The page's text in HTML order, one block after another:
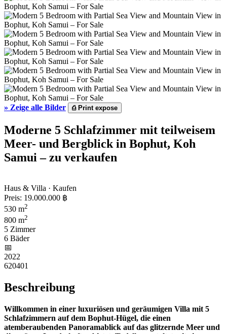
» Zeige alle Bilder ⎙Print expose
Moderne 5 Schlafzimmer mit teilweisem
Meer- und Bergblick in Bophut, Koh
Samui – zu verkaufen
Haus & Villa · Kaufen
Preis: 19.000.000 ฿
530 m2
800 m2
5 Zimmer
6 Bäder
📅︎
2022
620401
Beschreibung
Willkommen in einer luxuriösen und geräumigen Villa mit 5
Schlafzimmern auf dem Bophut-Hügel, die einen
atemberaubenden Panoramablick auf das glitzernde Meer und